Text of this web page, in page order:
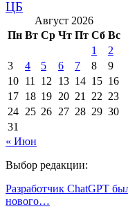
ЦБ
Август 2026
Пн Вт Ср Чт Пт Сб Вс
1
2
3
4 5 6 7 8
9
10 11 12 13 14 15 16
17 18 19 20 21 22 23
24 25 26 27 28 29 30
31
« Июн
Выбор редакции:
Разработчик ChatGPT
нового…